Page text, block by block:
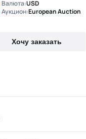
Валюта:USD
Аукцион:European Auction
Хочу заказать